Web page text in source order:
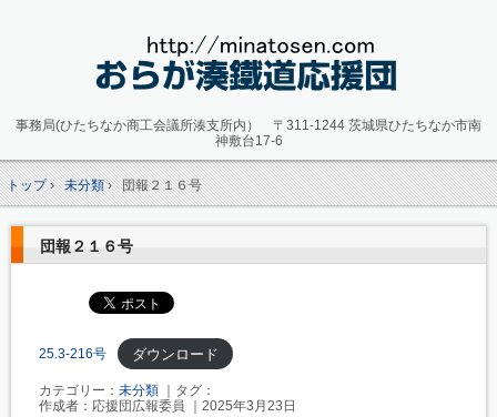
事務局(ひたちなか商工会議所湊支所内）
〒311-1244 茨城県ひたちなか市南
神敷台17-6
トップ› 未分類› 団報２１６号
団報２１６号
25.3-216号 ダウンロード
カテゴリー： 未分類 ｜タグ：
作成者：応援団広報委員 ｜2025年3月23日